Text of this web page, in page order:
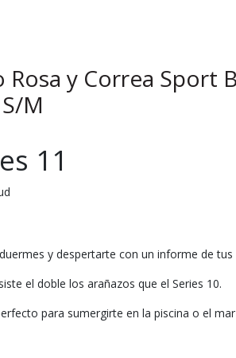
y Correa Sport
M
11
y despertarte con un informe de
el doble los arañazos que el Series 10.
para sumergirte en la piscina o el